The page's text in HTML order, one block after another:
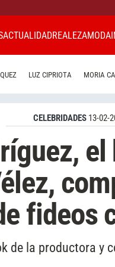
ACTUALIDADREALEZAMODA
LUZ CIPRIOTA MORIA
CELEBRIDADES 13-02-
fideos
de la productora y